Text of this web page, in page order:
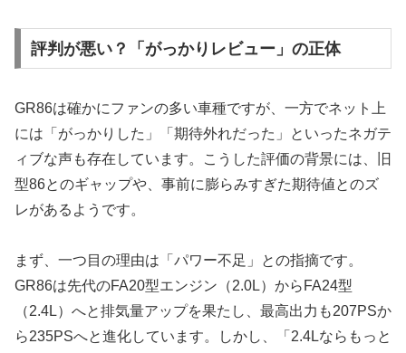
評判が悪い？「がっかりレビュー」の正体
GR86は確かにファンの多い車種ですが、一方でネット上
には「がっかりした」「期待外れだった」といったネガテ
ィブな声も存在しています。こうした評価の背景には、旧
型86とのギャップや、事前に膨らみすぎた期待値とのズ
レがあるようです。
まず、一つ目の理由は「パワー不足」との指摘です。
GR86は先代のFA20型エンジン（2.0L）からFA24型
（2.4L）へと排気量アップを果たし、最高出力も207PSか
ら235PSへと進化しています。しかし、「2.4Lならもっと